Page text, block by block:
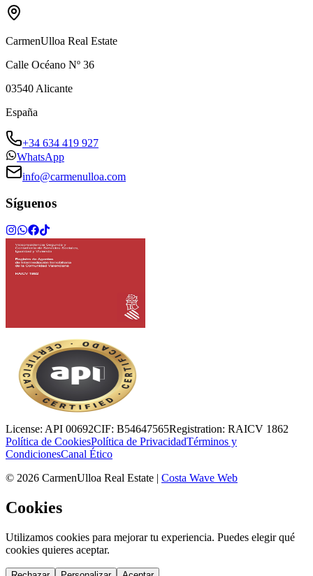
CarmenUlloa Real Estate
Calle Océano Nº 36
03540 Alicante
España
+34 634 419 927
WhatsApp
info@carmenulloa.com
Síguenos
License: API 00692CIF: B54647565Registration: RAICV 1862
Política de CookiesPolítica de PrivacidadTérminos y
CondicionesCanal Ético
© 2026 CarmenUlloa Real Estate | Costa Wave Web
Cookies
Utilizamos cookies para mejorar tu experiencia. Puedes elegir qué
cookies quieres aceptar.